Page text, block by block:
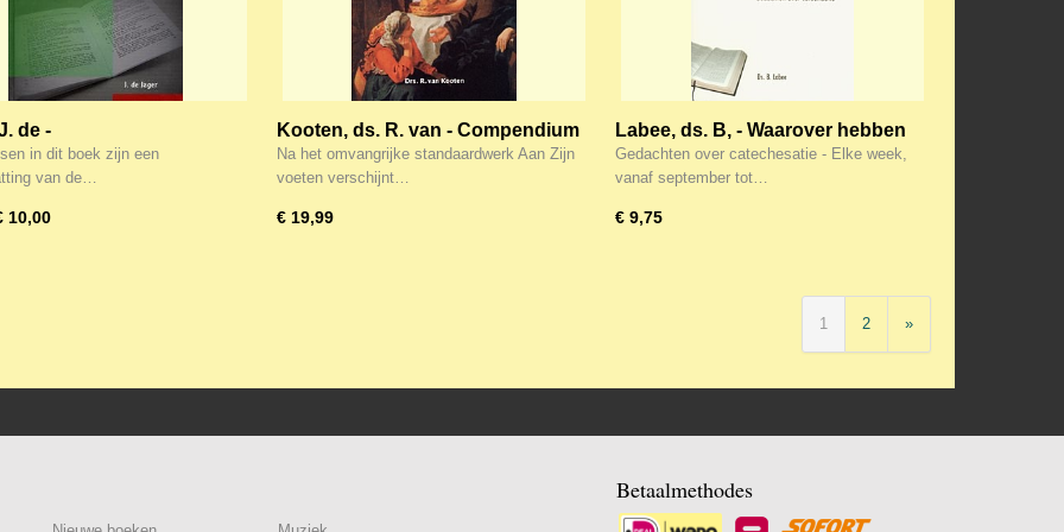
de -
in dit boek zijn een
van de…
10,00
Kooten, ds. R. van - Compendium
bij Aan Zijn voeten
Na het omvangrijke standaardwerk Aan Zijn
voeten verschijnt…
€ 19,99
Labee, ds. B, - Waarover hebben
we het ?
Gedachten over catechesatie - Elke week,
vanaf september tot…
€ 9,75
1 2 »
Betaalmethodes